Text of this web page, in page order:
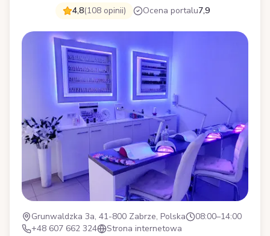
4,8(108 opinii) Ocena portalu7,9
Grunwaldzka 3a, 41-800 Zabrze, Polska
08:00–14:00
+48 607 662 324
Strona internetowa